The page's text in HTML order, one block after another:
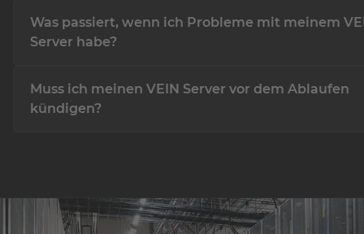
Was passiert, wenn ich Probleme mit meinem
Server habe?
Support Team jederzeit über unsere
Tage gerne zur Verfügung.
Muss ich meinen VEIN Server vor dem Ablaufen
kündigen?